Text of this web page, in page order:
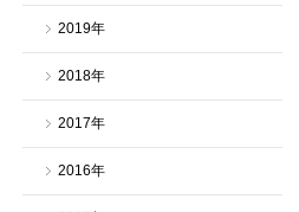
2019年
2018年
2017年
2016年